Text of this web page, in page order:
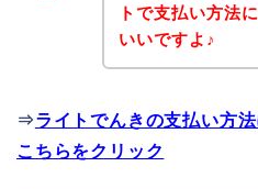
トで支払い方法
いいですよ♪
⇒ライトでんきの支払い方
こちらをクリック